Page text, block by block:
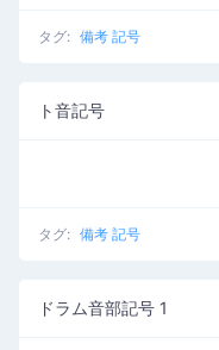
タグ: 備考 記号
ト音記号
タグ: 備考 記号
ドラム音部記号 1